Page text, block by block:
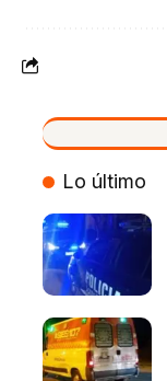
VIVO
Lo último